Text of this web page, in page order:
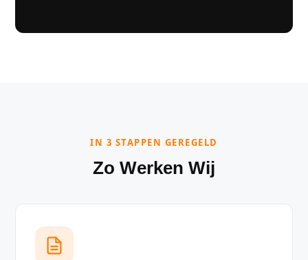
IN 3 STAPPEN GEREGELD
Zo Werken Wij